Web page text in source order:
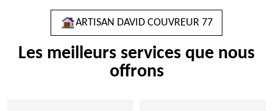
ARTISAN DAVID COUVREUR 77
Les meilleurs services que nous
offrons